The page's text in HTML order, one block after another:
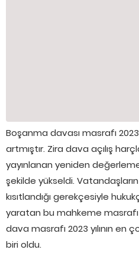
Boşanma davası masrafı
artmıştır. Zira dava açılış
yayınlanan yeniden
şekilde yükseldi.
kısıtlandığı gerekçesiyle
yaratan bu mahkeme masrafı
dava masrafı 2023 yılının en
biri oldu.